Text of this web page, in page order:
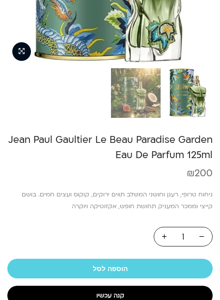
Jean Paul Gaultier Le Beau Paradise Garden
Eau De Parfum 125ml
₪200
ניחוח טרופי, רענן וחושני המשלב תווים ירוקים, קוקוס ועצים חמים. בושם
קייצי וממכר המעניק תחושת חופש, אקזוטיקה ויוקרה
הוספה לסל
קנה עכשיו